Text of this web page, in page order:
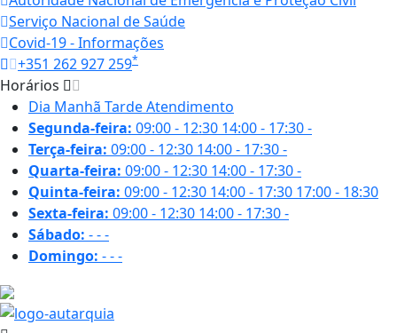
Serviço Nacional de Saúde
Covid-19 - Informações
+351 262 927 259*
Horários
Dia Manhã TardeAtendimento
Segunda-feira: 09:00 - 12:30 14:00 - 17:30-
Terça-feira: 09:00 - 12:30 14:00 - 17:30-
Quarta-feira: 09:00 - 12:30 14:00 - 17:30-
Quinta-feira: 09:00 - 12:30 14:00 - 17:30 17:00 - 18:30
Sexta-feira: 09:00 - 12:30 14:00 - 17:30-
Sábado: ---
Domingo: ---